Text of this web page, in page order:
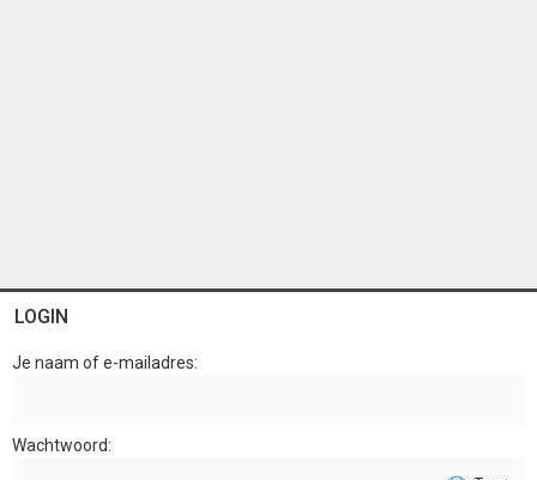
LOGIN
Je naam of e-mailadres
Wachtwoord